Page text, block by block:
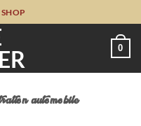
0
automobile